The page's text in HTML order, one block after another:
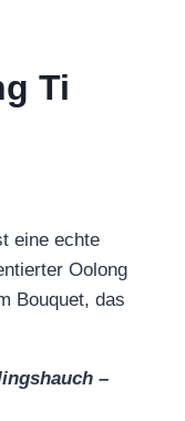
Ti
eine echte
Oolong
Bouquet, das
–